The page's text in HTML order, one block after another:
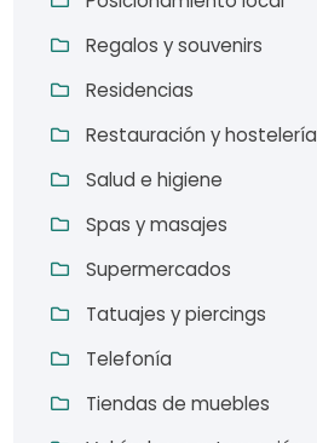
Regalos y souvenirs
Residencias
Restauración y hostelería
Salud e higiene
Spas y masajes
Supermercados
Tatuajes y piercings
Telefonía
Tiendas de muebles